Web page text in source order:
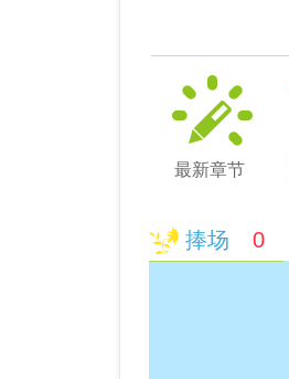
最新章节
捧场 0